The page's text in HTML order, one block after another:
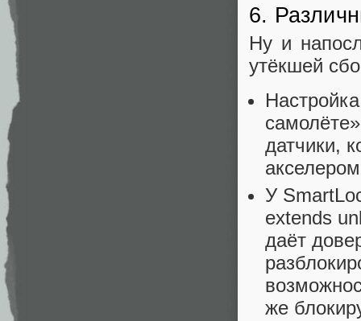
6.
Ну и
утёкшей
датчики,
У
extends
даёт
же